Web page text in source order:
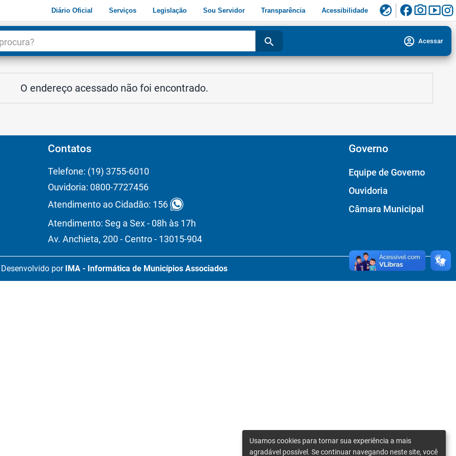
Diário Oficial Serviços Legislação Sou Servidor Transparência Acessibilidade flaky facebookphoto_camerasmart_display
search account_circle Acessar
O endereço acessado não foi encontrado.
Contatos
Telefone: (19) 3755-6010
Ouvidoria: 0800-7727456
Atendimento ao Cidadão: 156
Atendimento: Seg a Sex - 08h às 17h
Av. Anchieta, 200 - Centro - 13015-904
Governo
Equipe de Governo
Ouvidoria
Câmara Municipal
Desenvolvido por IMA - Informática de Municípios Associados
Usamos cookies para tornar sua experiência a mais
agradável possível. Se continuar navegando neste site, você